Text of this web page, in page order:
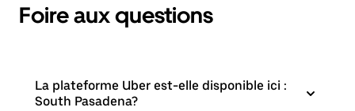
Foire aux questions
La plateforme Uber est-elle disponible ici :
South Pasadena?